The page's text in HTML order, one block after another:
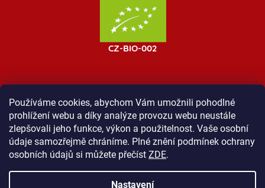
Používáme cookies, abychom Vám umožnili pohodlné
prohlížení webu a díky analýze provozu webu neustále
zlepšovali jeho funkce, výkon a použitelnost. Vaše osobní
údaje samozřejmě chráníme. Plné znění podmínek ochrany
osobních údajů si můžete přečíst ZDE.
Nastavení
MOST ProTibet Vše o nákupu
Obchodní podmínky
Zásady ochrany osobních údajů
Kontakt